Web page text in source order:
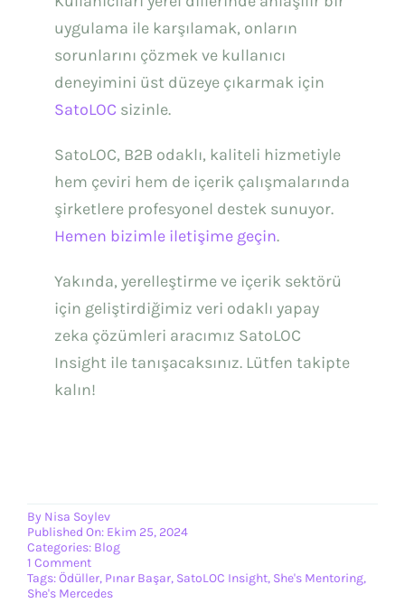
uygulama ile karşılamak, onların
sorunlarını çözmek ve kullanıcı
deneyimini üst düzeye çıkarmak için
SatoLOC sizinle.
SatoLOC, B2B odaklı, kaliteli hizmetiyle
hem çeviri hem de içerik çalışmalarında
şirketlere profesyonel destek sunuyor.
Hemen bizimle iletişime geçin.
Yakında, yerelleştirme ve içerik sektörü
için geliştirdiğimiz veri odaklı yapay
zeka çözümleri aracımız SatoLOC
Insight ile tanışacaksınız. Lütfen takipte
kalın!
By Nisa Soylev
Published On: Ekim 25, 2024
Categories: Blog
1 Commenton
SatoLOC
“She’s
Tags:Ödüller, Pınar Başar, SatoLOC Insight, She's Mentoring,
She's Mercedes